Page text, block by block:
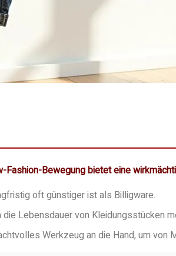
Bewegung bietet eine
oft günstiger ist als Billigware.
Lebensdauer von Kleidungsstücken
Werkzeug an die Hand, um von